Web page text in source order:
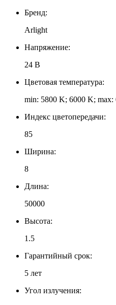
Бренд:
Arlight
Напряжение:
24 В
Цветовая температура:
min: 5800 K; 6000 K; max:
Индекс цветопередачи:
85
Ширина:
8
Длина:
50000
Высота:
1.5
Гарантийный срок:
5 лет
Угол излучения: